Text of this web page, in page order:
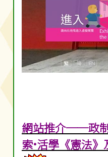
網站推介──政
索•活學《憲法